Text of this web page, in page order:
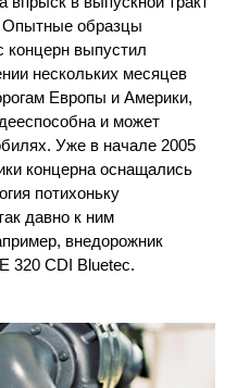
Опытные образцы
концерн выпустил
нескольких месяцев
Европы и Америки,
и может
Уже в начале 2005
концерна оснащались
потихоньку
давно к ним
внедорожник
320 CDI Bluetec.